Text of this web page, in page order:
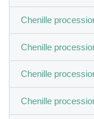
Chenille
Chenille
Chenille
Chenille